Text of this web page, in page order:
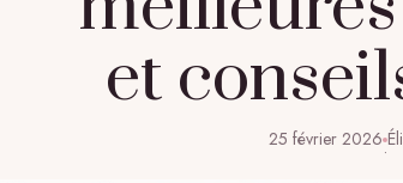
et
25 février 2026·